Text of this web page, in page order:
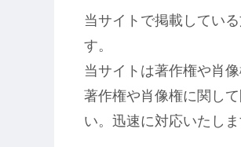
当サイトで掲載してい
す。
当サイトは著作権や肖
著作権や肖像権に関し
い。迅速に対応いたしま